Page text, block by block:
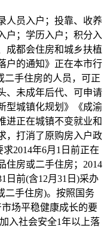
员入户；投靠、收养
户；学历入户；积分入
成都会住房和城乡扶植
户的通知》正在本市行
二手住房的人员，可正
、未成年后代、可申请
型城镇化规划》《成渝
进正在城镇不变就业和
，打消了原购房入户政
2014年6月1日前正在
住房或二手住房；2014
日前(含12月31日)采办
二手住房)。按照国务
场平稳健康成长的要
入社会安全1年以上落